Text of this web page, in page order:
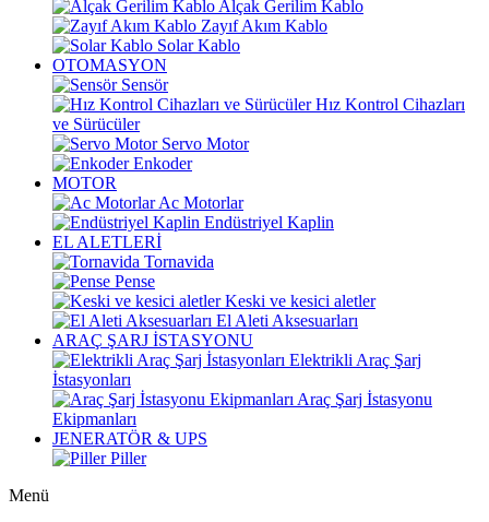
Alçak Gerilim Kablo
Zayıf Akım Kablo
Solar Kablo
OTOMASYON
Sensör
Hız Kontrol Cihazları
ve Sürücüler
Servo Motor
Enkoder
MOTOR
Ac Motorlar
Endüstriyel Kaplin
EL ALETLERİ
Tornavida
Pense
Keski ve kesici aletler
El Aleti Aksesuarları
ARAÇ ŞARJ İSTASYONU
Elektrikli Araç Şarj
İstasyonları
Araç Şarj İstasyonu
Ekipmanları
JENERATÖR & UPS
Piller
Menü